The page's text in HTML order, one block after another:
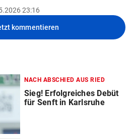
23:16
kommentieren
NACH ABSCHIED AUS RIED
Sieg! Erfolgreiches Debüt
für Senft in Karlsruhe